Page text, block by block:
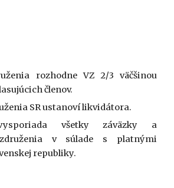
rozhodne VZ 2/3 väčšinou
členov.
SR ustanoví likvidátora.
všetky záväzky a
v súlade s platnými
republiky.